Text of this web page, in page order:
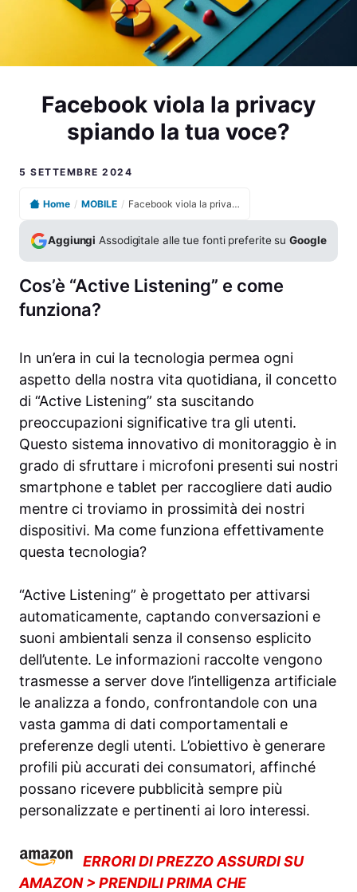
Facebook viola la privacy
spiando la tua voce?
5 SETTEMBRE 2024
Home / MOBILE / Facebook viola la privacy spiando la tua voce?
Aggiungi Assodigitale alle tue fonti preferite suGoogle
Cos’è “Active Listening” e come
funziona?
In un’era in cui la tecnologia permea ogni
aspetto della nostra vita quotidiana, il concetto
di “Active Listening” sta suscitando
preoccupazioni significative tra gli utenti.
Questo sistema innovativo di monitoraggio è in
grado di sfruttare i microfoni presenti sui nostri
smartphone e tablet per raccogliere dati audio
mentre ci troviamo in prossimità dei nostri
dispositivi. Ma come funziona effettivamente
questa tecnologia?
“Active Listening” è progettato per attivarsi
automaticamente, captando conversazioni e
suoni ambientali senza il consenso esplicito
dell’utente. Le informazioni raccolte vengono
trasmesse a server dove l’intelligenza artificiale
le analizza a fondo, confrontandole con una
vasta gamma di dati comportamentali e
preferenze degli utenti. L’obiettivo è generare
profili più accurati dei consumatori, affinché
possano ricevere pubblicità sempre più
personalizzate e pertinenti ai loro interessi.
ERRORI DI PREZZO ASSURDI SU
AMAZON > PRENDILI PRIMA CHE